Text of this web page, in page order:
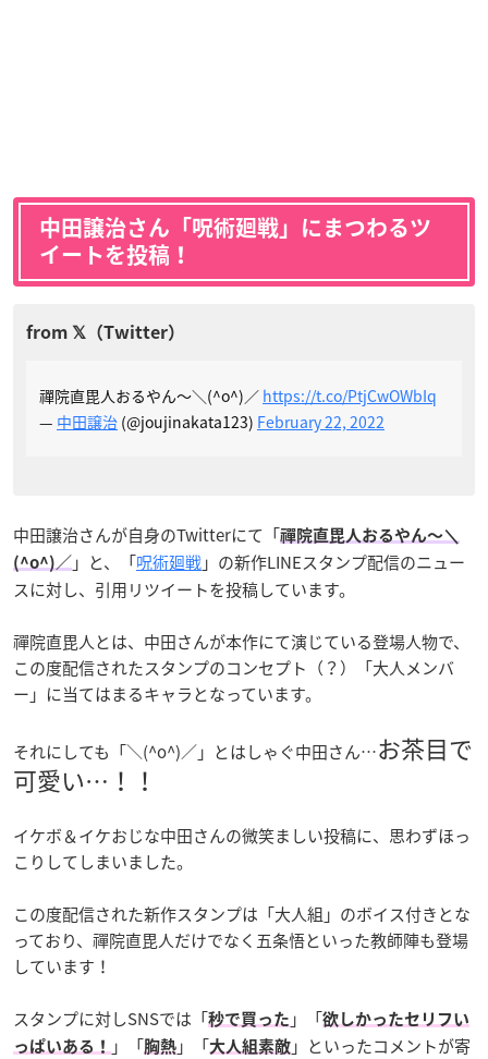
中田譲治さん「呪術廻戦」にまつわるツ
イートを投稿！
禪院直毘人おるやん〜＼(^o^)／ https://t.co/PtjCwOWbIq
— 中田譲治 (@joujinakata123) February 22, 2022
中田譲治さんが自身のTwitterにて「禪院直毘人おるやん〜＼
(^o^)／ 」と、「呪術廻戦」の新作LINEスタンプ配信のニュー
スに対し、引用リツイートを投稿しています。
禪院直毘人とは、中田さんが本作にて演じている登場人物で、
この度配信されたスタンプのコンセプト（？）「大人メンバ
ー」に当てはまるキャラとなっています。
それにしても「＼(^o^)／」とはしゃぐ中田さん…お茶目で
可愛い…！！
イケボ＆イケおじな中田さんの微笑ましい投稿に、思わずほっ
こりしてしまいました。
この度配信された新作スタンプは「大人組」のボイス付きとな
っており、禪院直毘人だけでなく五条悟といった教師陣も登場
しています！
スタンプに対しSNSでは「秒で買った 」「欲しかったセリフい
っぱいある！
」「胸熱 」「大人組素敵 」といったコメントが寄